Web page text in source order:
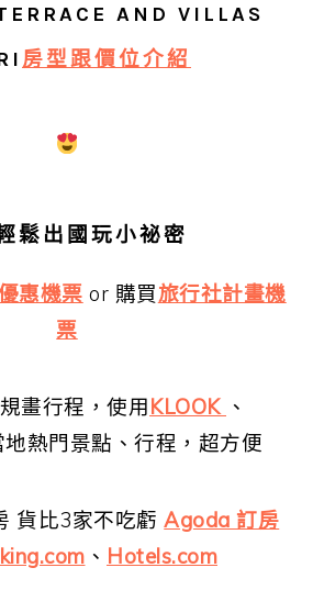
AND VILLAS
房型跟價位介紹
鬆出國玩小祕密
惠機票 or 購買旅行社計畫機
票
畫行程，使用KLOOK 、
熱門景點、行程，超方便
貨比3家不吃虧Agoda 訂房
、 Hotels.com